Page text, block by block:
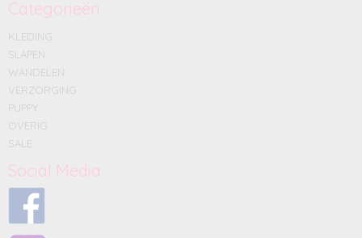
Categorieën
KLEDING
SLAPEN
WANDELEN
VERZORGING
PUPPY
OVERIG
SALE
Social Media